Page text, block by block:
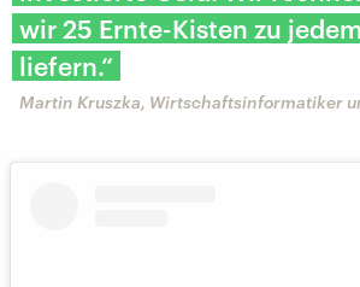
wir 25 Ernte-Kisten zu
liefern.“
Martin Kruszka, Wirtschaftsinformatiker